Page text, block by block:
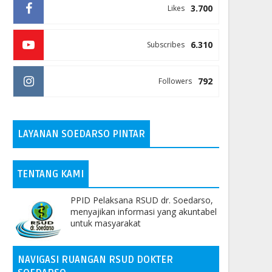
3.700
Likes
6.310
Subscribes
792
Followers
LAYANAN SOEDARSO PINTAR
TENTANG KAMI
PPID Pelaksana RSUD dr. Soedarso,
menyajikan informasi yang akuntabel
untuk masyarakat
NAVIGASI RUANGAN RSUD DOKTER